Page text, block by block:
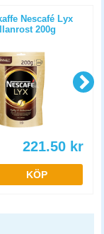
Nescafé Lyx
200g
221.50 kr
KÖP